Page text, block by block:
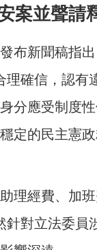
案並聲請
布新聞稿指
理確信，認有
分應受制度
定的民主憲
理經費、加
針對立法委